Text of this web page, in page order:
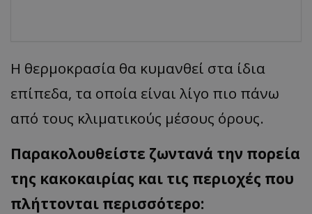
Η θερμοκρασία θα κυμανθεί στα ίδια
επίπεδα, τα οποία είναι λίγο πιο πάνω
από τους κλιματικούς μέσους όρους.
Παρακολουθείστε ζωντανά την πορεία
της κακοκαιρίας και τις περιοχές που
πλήττονται περισσότερο: